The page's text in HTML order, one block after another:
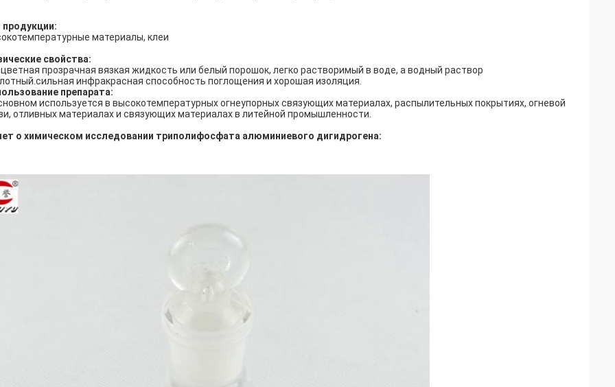
продукции:
материалы, клеи
свойства:
прозрачная вязкая жидкость или белый порошок, легко растворимый в воде, а водный раствор
инфракрасная способность поглощения и хорошая изоляция.
препарата:
используется в высокотемпературных огнеупорных связующих материалах, распылительных покрытиях, огневой
отливных материалах и связующих материалах в литейной промышленности.
о химическом исследовании триполифосфата алюминиевого дигидрогена: